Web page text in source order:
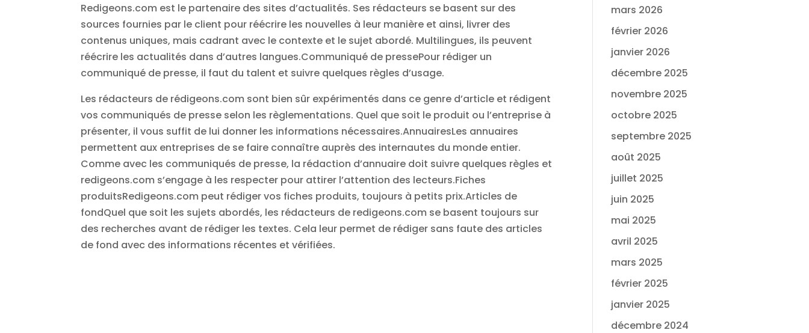
Redigeons.com est le partenaire des sites d’actualités. Ses rédacteurs se basent sur des
sources fournies par le client pour réécrire les nouvelles à leur manière et ainsi, livrer des
contenus uniques, mais cadrant avec le contexte et le sujet abordé. Multilingues, ils peuvent
réécrire les actualités dans d’autres langues.Communiqué de pressePour rédiger un
communiqué de presse, il faut du talent et suivre quelques règles d’usage.
Les rédacteurs de rédigeons.com sont bien sûr expérimentés dans ce genre d’article et rédigent
vos communiqués de presse selon les règlementations. Quel que soit le produit ou l’entreprise à
présenter, il vous suffit de lui donner les informations nécessaires.AnnuairesLes annuaires
permettent aux entreprises de se faire connaître auprès des internautes du monde entier.
Comme avec les communiqués de presse, la rédaction d’annuaire doit suivre quelques règles et
redigeons.com s’engage à les respecter pour attirer l’attention des lecteurs.Fiches
produitsRedigeons.com peut rédiger vos fiches produits, toujours à petits prix.Articles de
fondQuel que soit les sujets abordés, les rédacteurs de redigeons.com se basent toujours sur
des recherches avant de rédiger les textes. Cela leur permet de rédiger sans faute des articles
de fond avec des informations récentes et vérifiées.
mars 2026
février 2026
janvier 2026
décembre 2025
novembre 2025
octobre 2025
septembre 2025
août 2025
juillet 2025
juin 2025
mai 2025
avril 2025
mars 2025
février 2025
janvier 2025
décembre 2024